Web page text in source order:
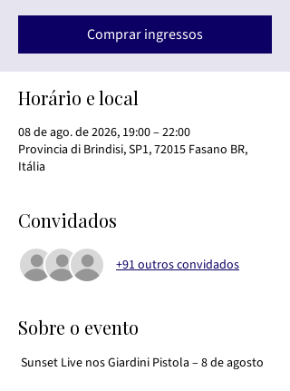
Comprar ingressos
Horário e local
08 de ago. de 2026, 19:00 – 22:00
Provincia di Brindisi, SP1, 72015 Fasano BR,
Itália
Convidados
+91 outros convidados
Sobre o evento
Sunset Live nos Giardini Pistola – 8 de agosto